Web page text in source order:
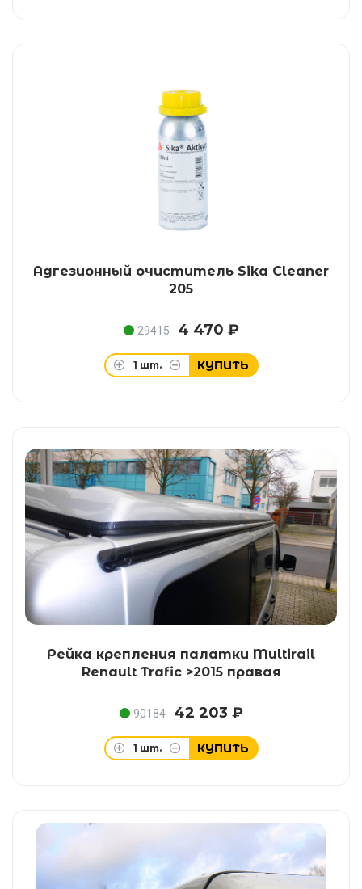
Адгезионный очиститель Sika Cleaner
205
29415 4 470 ₽
1 шт. КУПИТЬ
Рейка крепления палатки Multirail
Renault Trafic >2015 правая
90184 42 203 ₽
1 шт. КУПИТЬ